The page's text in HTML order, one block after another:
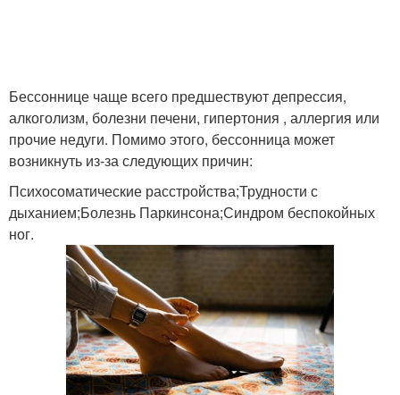
Бессоннице чаще всего предшествуют депрессия,
алкоголизм, болезни печени, гипертония , аллергия или
прочие недуги. Помимо этого, бессонница может
возникнуть из-за следующих причин:
Психосоматические расстройства;Трудности с
дыханием;Болезнь Паркинсона;Синдром беспокойных
ног.